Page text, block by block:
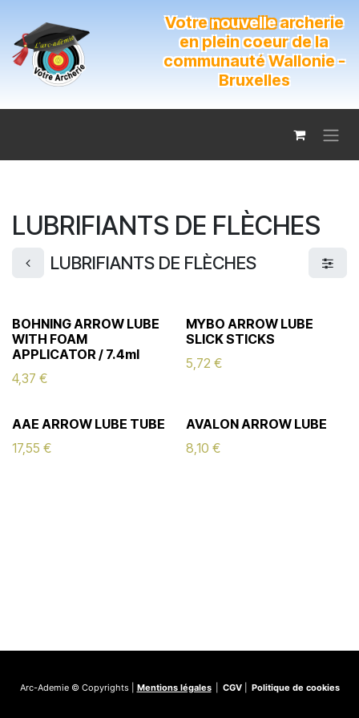
Votrenouvellearcherie
en plein coeur de la
communauté Wallonie -
Bruxelles
LUBRIFIANTS DE FLÈCHES
LUBRIFIANTS DE FLÈCHES
BOHNING ARROW LUBE
WITH FOAM
APPLICATOR / 7.4ml
4,37 €
MYBO ARROW LUBE
SLICK STICKS
5,72 €
AAE ARROW LUBE TUBE
17,55 €
AVALON ARROW LUBE
8,10 €
Arc-Ademie © Copyrights | Mentions légales CGV Politique de cookies